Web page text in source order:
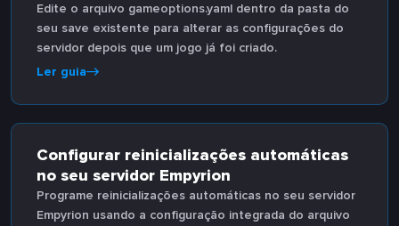
Edite o arquivo gameoptions.yaml dentro da pasta do
seu save existente para alterar as configurações do
servidor depois que um jogo já foi criado.
Ler guia
Configurar reinicializações automáticas
no seu servidor Empyrion
Programe reinicializações automáticas no seu servidor
Empyrion usando a configuração integrada do arquivo